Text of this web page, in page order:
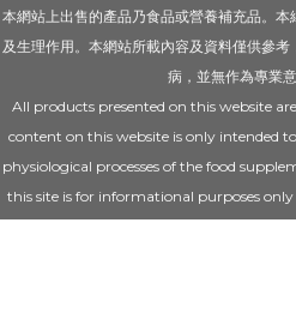
本網站上出售的產品乃食品或營養補充品。
及生理作用。本網站所載內容及資料僅供參
病，並無作為專業意
All products presented on this website
content on this website is only intended
physiological processes of the food
this site is for informational purposes
for advice from your